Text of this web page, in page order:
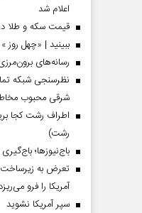
اعلام شد
قیمت سکه و طلا در بازار
ببینید | «چهل
رسانه‌های
نظرسنجی شبکه
شرقی محبوب
اطراف رشت کجا
رشت)
باج‌نیوزها؛
تعرض به
آمریکا را فرو
سپر آمریکا نشوید